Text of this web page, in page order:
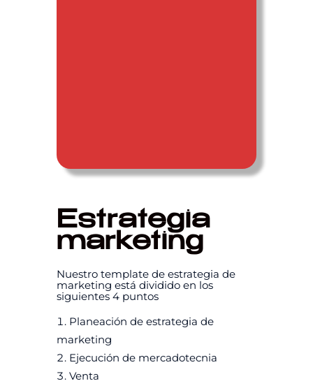
Estrategia
marketing
Nuestro template de estrategia de
marketing está dividido en los
siguientes 4 puntos
Planeación de estrategia de
marketing
Ejecución de mercadotecnia
Venta